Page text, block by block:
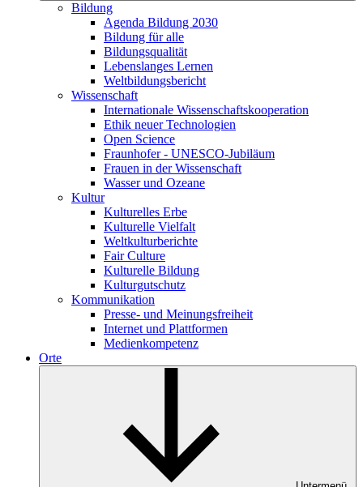
Bildung
Agenda Bildung 2030
Bildung für alle
Bildungsqualität
Lebenslanges Lernen
Weltbildungsbericht
Wissenschaft
Internationale Wissenschaftskooperation
Ethik neuer Technologien
Open Science
Fraunhofer - UNESCO-Jubiläum
Frauen in der Wissenschaft
Wasser und Ozeane
Kultur
Kulturelles Erbe
Kulturelle Vielfalt
Weltkulturberichte
Fair Culture
Kulturelle Bildung
Kulturgutschutz
Kommunikation
Presse- und Meinungsfreiheit
Internet und Plattformen
Medienkompetenz
Orte